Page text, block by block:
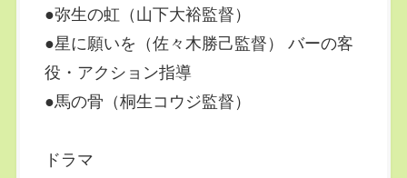
●弥生の虹（山下大裕監督）
●星に願いを（佐々木勝己監督） バーの客
役・アクション指導
●馬の骨（桐生コウジ監督）
ドラマ